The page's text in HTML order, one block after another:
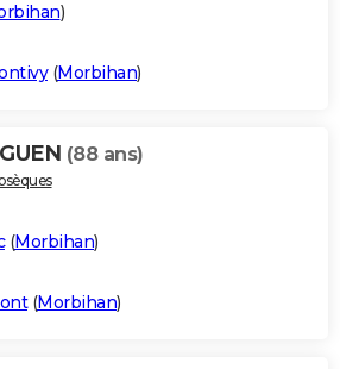
)
(Morbihan)
(88 ans)
(Morbihan)
(Morbihan)